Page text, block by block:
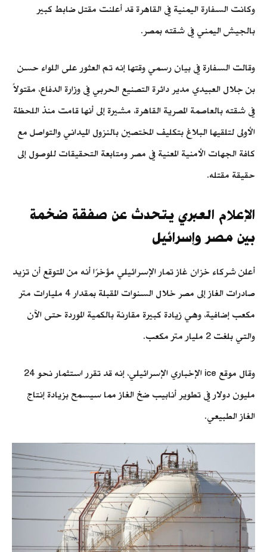
وكانت السفارة اليمنية في القاهرة قد أعلنت مقتل ضابط كبير
بالجيش اليمني في شقته بمصر.
وقالت السفارة في بيان رسمي وقتها إنه تم العثور على اللواء حسن
بن جلال العبيدي مدير دائرة التصنيع الحربي في وزارة الدفاع، مقتولاً
في شقته بالعاصمة المصرية القاهرة، مشيرة إلى أنها قامت منذ اللحظة
الأولى لتلقيها البلاغ بتكليف المختصين بالنزول الميداني والتواصل مع
كافة الجهات الأمنية المعنية في مصر ومتابعة التحقيقات للوصول إلى
حقيقة مقتله.
الإعلام العبري يتحدث عن صفقة ضخمة
بين مصر وإسرائيل
أعلن شركاء خزان غاز تمار الإسرائيلي مؤخرًا أنه من المتوقع أن تزيد
صادرات الغاز إلى مصر خلال السنوات المقبلة بمقدار 4 مليارات متر
مكعب إضافية، وهي زيادة كبيرة مقارنة بالكمية الموردة حتى الآن
والتي بلغت 2 مليار متر مكعب.
وقال موقع ice الإخباري الإسرائيلي، إنه قد تقرر استثمار نحو 24
مليون دولار في تطوير أنابيب ضخ الغاز مما سيسمح بزيادة إنتاج
الغاز الطبيعي.